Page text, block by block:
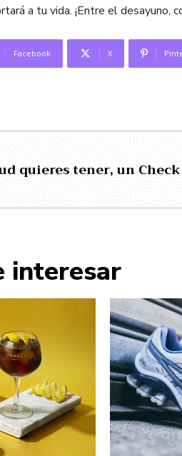
a tu vida. ¡Entre el desayuno,
Facebook X
quieres tener, un
interesar